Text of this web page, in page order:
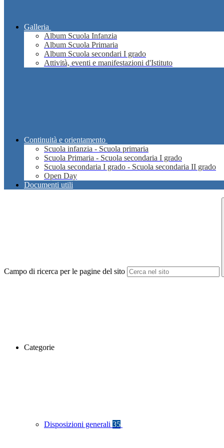
Galleria
Album Scuola Infanzia
Album Scuola Primaria
Album Scuola secondari I grado
Attività, eventi e manifestazioni d'Istituto
Continuità e orientamento
Scuola infanzia - Scuola primaria
Scuola Primaria - Scuola secondaria I grado
Scuola secondaria I grado - Scuola secondaria II grado
Open Day
Documenti utili
Campo di ricerca per le pagine del sito
Categorie
Disposizioni generali 35